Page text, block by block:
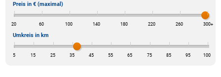
Preis in € (maximal)
20 60 100 140 180 220 260 300+
Umkreis in km
5 15 25 35 45 55 65 75 85 95 100